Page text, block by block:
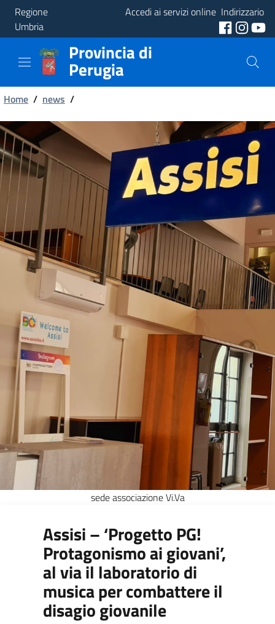
Regione
Umbria
Accedi ai servizi online Indirizzario
Provincia
Aree
Tematiche
Servizi
Provincia di
Perugia
Briciole
di
pane
Home / news /
sede associazione Vi.Va
Assisi – ‘Progetto PG!
Protagonismo ai giovani’,
al via il laboratorio di
musica per combattere il
disagio giovanile